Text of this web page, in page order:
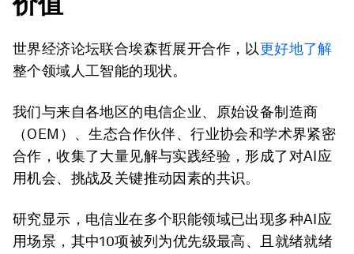
世界经济论坛联合埃森哲展开合作，以更好地了解
整个领域人工智能的现状。
我们与来自各地区的电信企业、原始设备制造商
（OEM）、生态合作伙伴、行业协会和学术界紧密
合作，收集了大量见解与实践经验，形成了对AI应
用机会、挑战及关键推动因素的共识。
研究显示，电信业在多个职能领域已出现多种AI应
用场景，其中10项被列为优先级最高、且就绪就绪